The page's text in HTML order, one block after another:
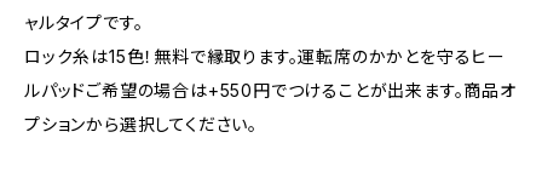
ャルタイプです。
ロック糸は15色！無料で縁取ります。運転席のかかとを守るヒー
ルパッドご希望の場合は+550円でつけることが出来ます。商品オ
プションから選択してください。